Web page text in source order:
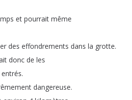
et pourrait même
des effondrements dans la grotte.
donc de les
entrés.
dangereuse.